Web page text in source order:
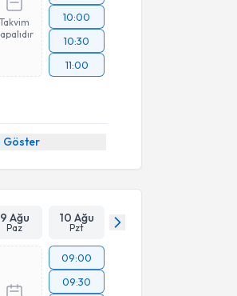
Takvim
10:00
10:30
11:00
Göster
9 Ağu
Paz
10 Ağu
Pzt
09:00
09:30